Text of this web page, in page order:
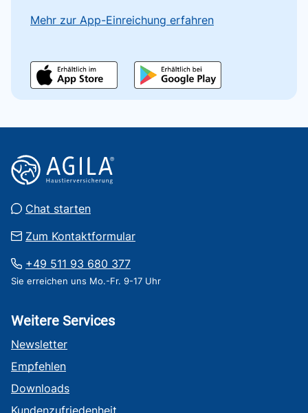
Mehr zur App-Einreichung erfahren